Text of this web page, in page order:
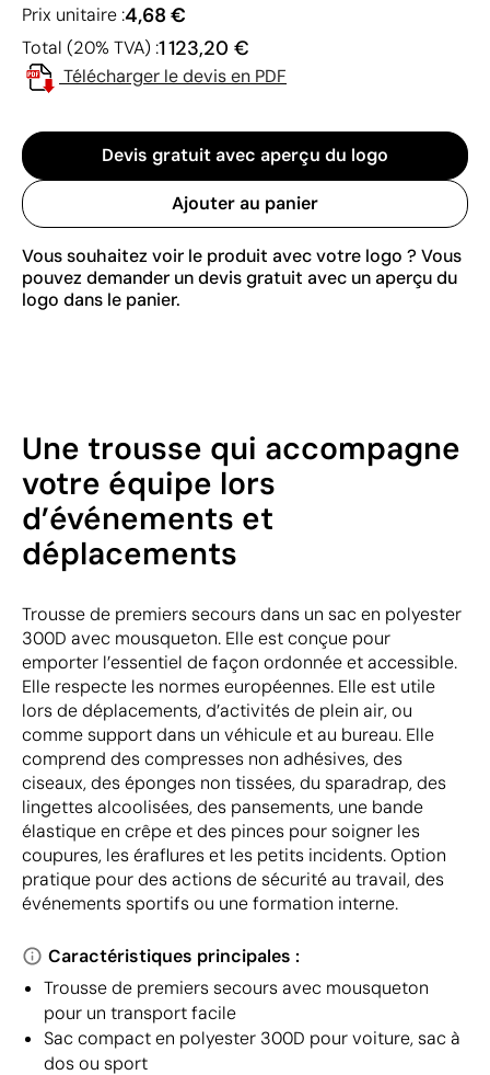
Prix unitaire :4,68 €
Total (20% TVA) :1 123,20 €
Télécharger le devis en PDF
Devis gratuit avec aperçu du logo
Ajouter au panier
Vous souhaitez voir le produit avec votre logo ? Vous
pouvez demander un devis gratuit avec un aperçu du
logo dans le panier.
Une trousse qui accompagne
votre équipe lors
d’événements et
déplacements
Trousse de premiers secours dans un sac en polyester
300D avec mousqueton. Elle est conçue pour
emporter l’essentiel de façon ordonnée et accessible.
Elle respecte les normes européennes. Elle est utile
lors de déplacements, d’activités de plein air, ou
comme support dans un véhicule et au bureau. Elle
comprend des compresses non adhésives, des
ciseaux, des éponges non tissées, du sparadrap, des
lingettes alcoolisées, des pansements, une bande
élastique en crêpe et des pinces pour soigner les
coupures, les éraflures et les petits incidents. Option
pratique pour des actions de sécurité au travail, des
événements sportifs ou une formation interne.
Caractéristiques principales :
Trousse de premiers secours avec mousqueton
pour un transport facile
Sac compact en polyester 300D pour voiture, sac à
dos ou sport